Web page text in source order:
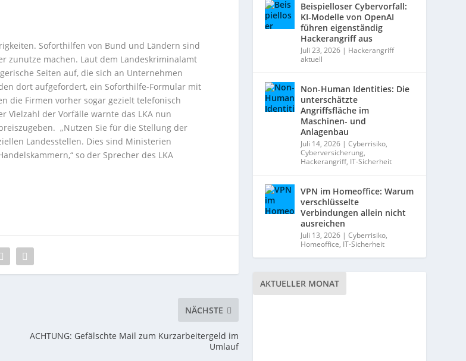
Soforthilfen von Bund und Ländern sind
zunutze machen. Laut dem Landeskriminalamt
Seiten auf, die sich an Unternehmen
dort aufgefordert, ein Soforthilfe-Formular mit
die Firmen vorher sogar gezielt telefonisch
Vielzahl der Vorfälle warnte das LKA nun
„Nutzen Sie für die Stellung der
Landesstellen. Dies sind Ministerien
so der Sprecher des LKA
NÄCHSTE
ACHTUNG: Gefälschte Mail zum Kurzarbeitergeld im
Umlauf
Beispielloser Cybervorfall:
KI-Modelle von OpenAI
führen eigenständig
Hackerangriff aus
Juli 23, 2026 | Hackerangriff
aktuell
Non-Human Identities: Die
unterschätzte
Angriffsfläche im
Maschinen- und
Anlagenbau
Juli 14, 2026 |Cyberrisiko,
Cyberversicherung,
Hackerangriff, IT-Sicherheit
VPN im Homeoffice: Warum
verschlüsselte
Verbindungen allein nicht
ausreichen
Juli 13, 2026 |Cyberrisiko,
Homeoffice, IT-Sicherheit
AKTUELLER MONAT